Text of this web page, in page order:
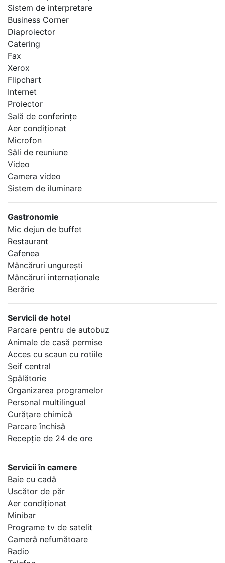
Sistem de interpretare
Business Corner
Diaproiector
Catering
Fax
Xerox
Flipchart
Internet
Proiector
Sală de conferinţe
Aer condiţionat
Microfon
Săli de reuniune
Video
Camera video
Sistem de iluminare
Gastronomie
Mic dejun de buffet
Restaurant
Cafenea
Măncăruri ungureşti
Măncăruri internaţionale
Berărie
Servicii de hotel
Parcare pentru de autobuz
Animale de casă permise
Acces cu scaun cu rotiile
Seif central
Spălătorie
Organizarea programelor
Personal multilingual
Curăţare chimică
Parcare închisă
Recepţie de 24 de ore
Servicii în camere
Baie cu cadă
Uscător de păr
Aer condiţionat
Minibar
Programe tv de satelit
Cameră nefumătoare
Radio